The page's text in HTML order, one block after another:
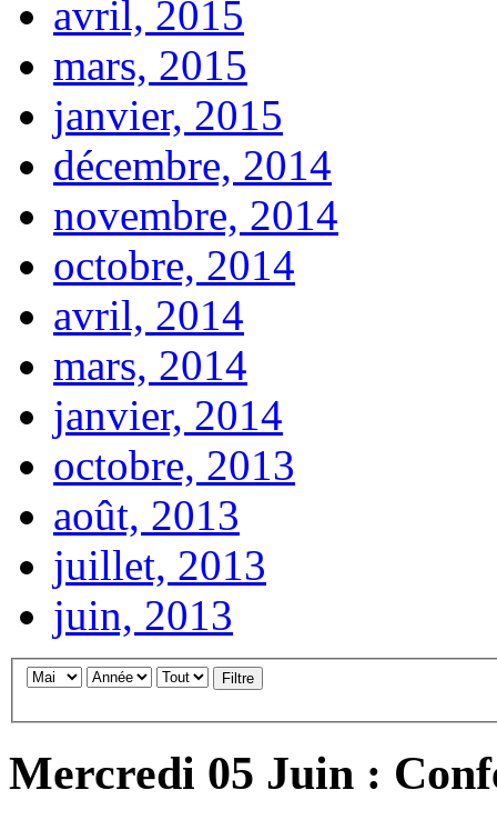
avril, 2015
mars, 2015
janvier, 2015
décembre, 2014
novembre, 2014
octobre, 2014
avril, 2014
mars, 2014
janvier, 2014
octobre, 2013
août, 2013
juillet, 2013
juin, 2013
Filtre
Mercredi 05 Juin :